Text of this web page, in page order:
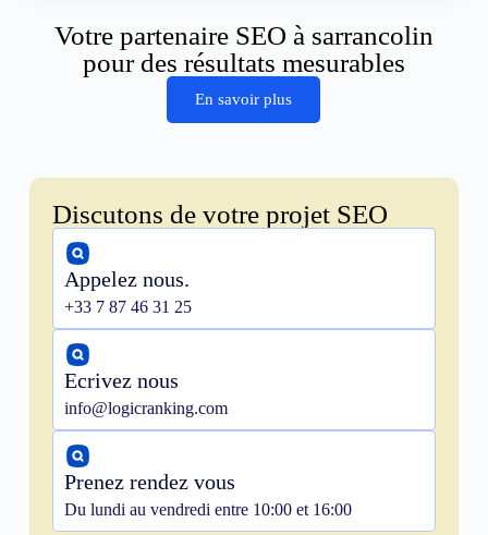
Votre partenaire SEO à sarrancolin
pour des résultats mesurables
En savoir plus
Discutons de votre projet SEO
Appelez nous.
+33 7 87 46 31 25
Ecrivez nous
info@logicranking.com
Prenez rendez vous
Du lundi au vendredi entre 10:00 et 16:00